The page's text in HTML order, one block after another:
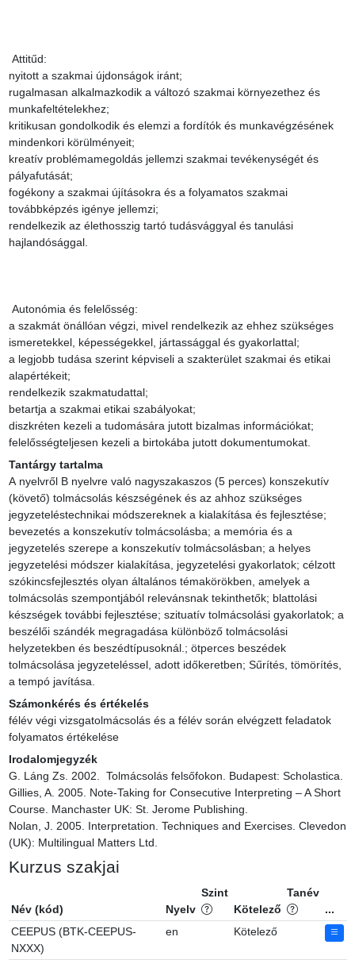
nyitott a szakmai újdonságok iránt;
rugalmasan alkalmazkodik a változó szakmai környezethez és
munkafeltételekhez;
kritikusan gondolkodik és elemzi a fordítók és munkavégzésének
mindenkori körülményeit;
kreatív problémamegoldás jellemzi szakmai tevékenységét és
pályafutását;
fogékony a szakmai újításokra és a folyamatos szakmai
továbbképzés igénye jellemzi;
rendelkezik az élethosszig tartó tudásvággyal és tanulási
hajlandósággal.
a szakmát önállóan végzi, mivel rendelkezik az ehhez szükséges
ismeretekkel, képességekkel, jártassággal és gyakorlattal;
a legjobb tudása szerint képviseli a szakterület szakmai és etikai
alapértékeit;
rendelkezik szakmatudattal;
betartja a szakmai etikai szabályokat;
diszkréten kezeli a tudomására jutott bizalmas információkat;
felelősségteljesen kezeli a birtokába jutott dokumentumokat.
Tantárgy tartalma
A nyelvről B nyelvre való nagyszakaszos (5 perces) konszekutív
(követő) tolmácsolás készségének és az ahhoz szükséges
jegyzeteléstechnikai módszereknek a kialakítása és fejlesztése;
bevezetés a konszekutív tolmácsolásba; a memória és a
jegyzetelés szerepe a konszekutív tolmácsolásban; a helyes
jegyzetelési módszer kialakítása, jegyzetelési gyakorlatok; célzott
szókincsfejlesztés olyan általános témakörökben, amelyek a
tolmácsolás szempontjából relevánsnak tekinthetők; blattolási
készségek további fejlesztése; szituatív tolmácsolási gyakorlatok; a
beszélői szándék megragadása különböző tolmácsolási
helyzetekben és beszédtípusoknál.; ötperces beszédek
tolmácsolása jegyzeteléssel, adott időkeretben; Sűrítés, tömörítés,
a tempó javítása.
Számonkérés és értékelés
félév végi vizsgatolmácsolás és a félév során elvégzett feladatok
folyamatos értékelése
Irodalomjegyzék
G. Láng Zs. 2002.  Tolmácsolás felsőfokon. Budapest: Scholastica.
Gillies, A. 2005. Note-Taking for Consecutive Interpreting – A Short
Course. Manchaster UK: St. Jerome Publishing.
Nolan, J. 2005. Interpretation. Techniques and Exercises. Clevedon
(UK): Multilingual Matters Ltd.
Kurzus szakjai
Név (kód) Nyelv
Szint
Kötelező
Tanév
...
CEEPUS (BTK-CEEPUS-
NXXX)
en Kötelező